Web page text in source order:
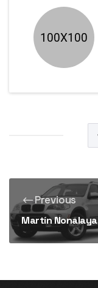
Previous
Martín Nonalaya